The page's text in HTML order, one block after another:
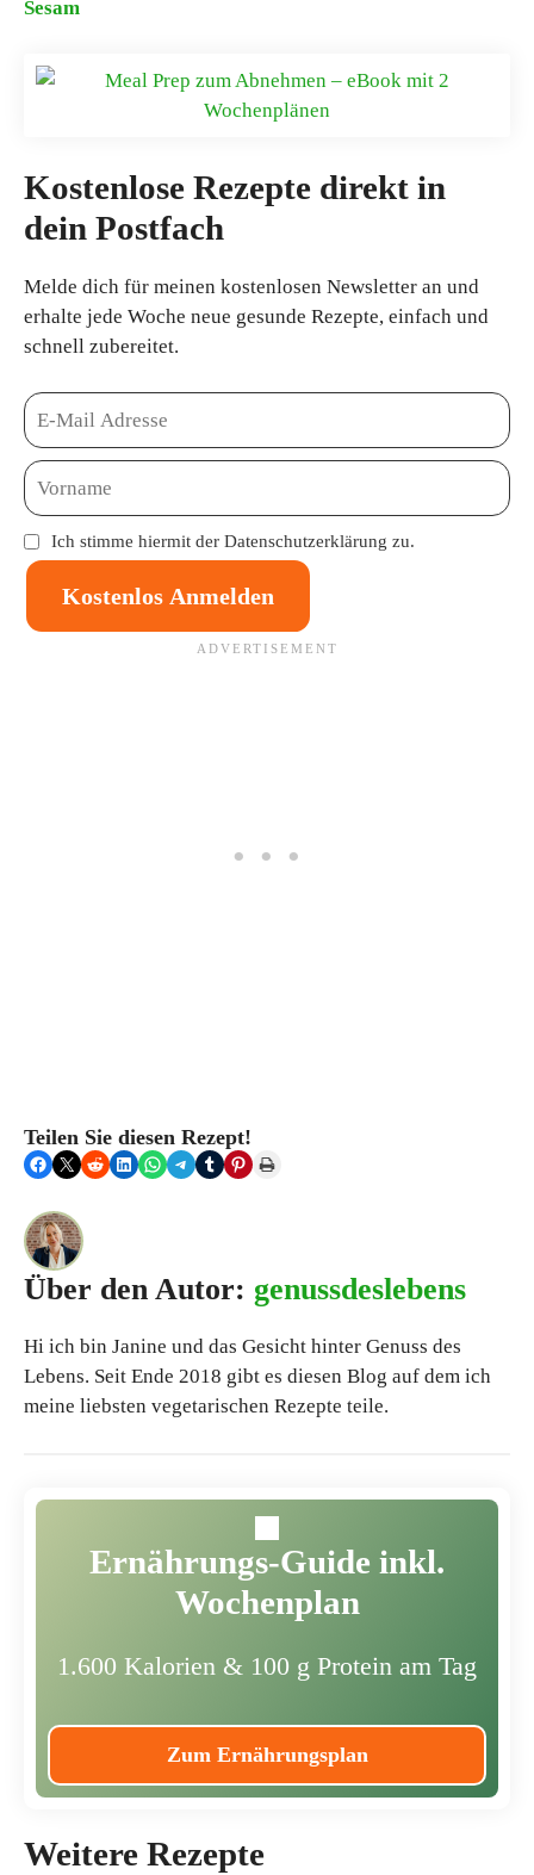
Sesam
Kostenlose Rezepte direkt in
dein Postfach
Melde dich für meinen kostenlosen Newsletter an und
erhalte jede Woche neue gesunde Rezepte, einfach und
schnell zubereitet.
Ich stimme hiermit der Datenschutzerklärung zu.
Kostenlos Anmelden
Teilen Sie diesen Rezept!
Share on Facebook
Share on X Share on RedditShare on LinkedIn
Share on WhatsApp
Share on Telegram
Share on TumblrShare on Pinterest
Print this Page
Über den Autor: genussdeslebens
Hi ich bin Janine und das Gesicht hinter Genuss des
Lebens. Seit Ende 2018 gibt es diesen Blog auf dem ich
meine liebsten vegetarischen Rezepte teile.
Ernährungs-Guide inkl.
Wochenplan
1.600 Kalorien & 100 g Protein am Tag
Zum Ernährungsplan
Weitere Rezepte